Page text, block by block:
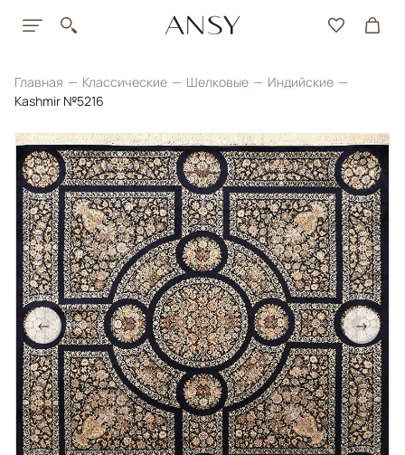
Главная Классические Шелковые
Индийские
Kashmir №5216
← →